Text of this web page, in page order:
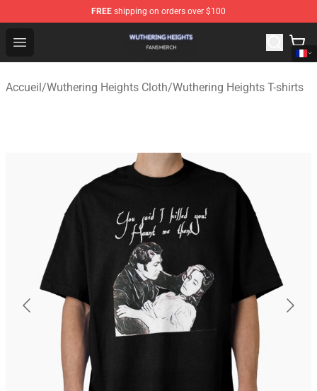
FREE shipping on orders over $100
Open menu
Wuthering Heights Shop - Official Wuthering Heights
Accueil/Wuthering Heights Cloth/Wuthering Heights T-shirts